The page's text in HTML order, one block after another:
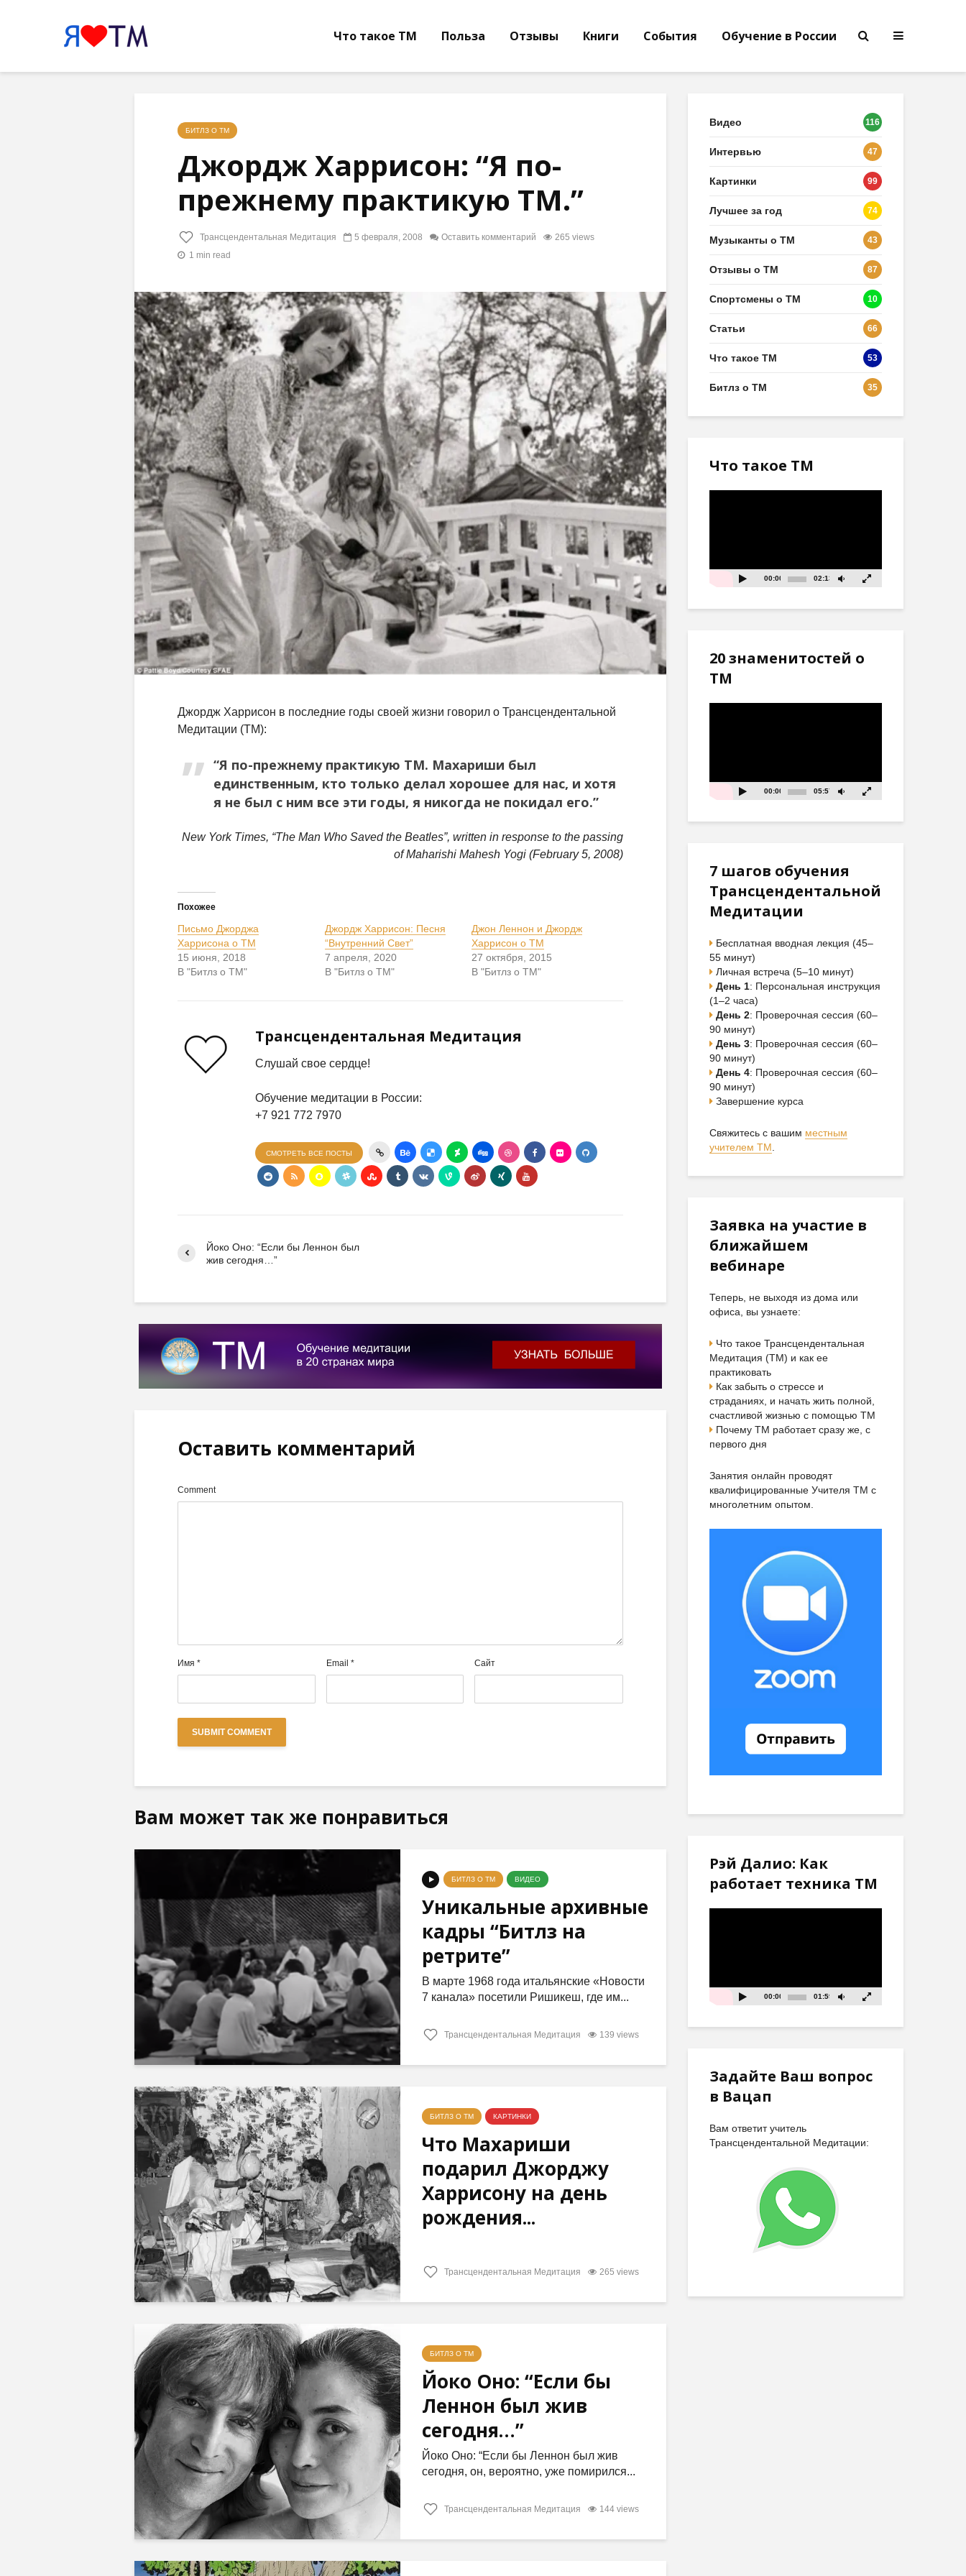
Что такое ТМ Польза Отзывы Книги События Обучение в России
БИТЛЗ О ТМ
Джордж Харрисон: “Я по-
прежнему практикую ТМ.”
Трансцендентальная Медитация 5 февраля, 2008 Оставить комментарий
265 views
1 min read
Джордж Харрисон в последние годы своей жизни говорил о Трансцендентальной
Медитации (ТМ):
“Я по-прежнему практикую ТМ. Махариши был
единственным, кто только делал хорошее для нас, и хотя
я не был с ним все эти годы, я никогда не покидал его.”
New York Times, “The Man Who Saved the Beatles”, written in response to the passing
of Maharishi Mahesh Yogi (February 5, 2008)
Похожее
Письмо Джорджа
Харрисона о ТМ
15 июня, 2018
В "Битлз о ТМ"
Джордж Харрисон: Песня
“Внутренний Свет”
7 апреля, 2020
В "Битлз о ТМ"
Джон Леннон и Джордж
Харрисон о ТМ
27 октября, 2015
В "Битлз о ТМ"
Трансцендентальная Медитация
Слушай свое сердце!
Обучение медитации в России:
+7 921 772 7970
СМОТРЕТЬ ВСЕ ПОСТЫ
Йоко Оно: “Если бы Леннон был
жив сегодня…”
Оставить комментарий
Comment
Имя * Email * Сайт
Вам может так же понравиться
БИТЛЗ О ТМ ВИДЕО
Уникальные архивные
кадры “Битлз на
ретрите”
В марте 1968 года итальянские «Новости
7 канала» посетили Ришикеш, где им...
Трансцендентальная Медитация 139 views
БИТЛЗ О ТМ КАРТИНКИ
Что Махариши
подарил Джорджу
Харрисону на день
рождения...
Трансцендентальная Медитация 265 views
БИТЛЗ О ТМ
Йоко Оно: “Если бы
Леннон был жив
сегодня…”
Йоко Оно: “Если бы Леннон был жив
сегодня, он, вероятно, уже помирился...
Трансцендентальная Медитация 144 views
Видео 116
Интервью 47
Картинки 99
Лучшее за год 74
Музыканты о ТМ 43
Отзывы о ТМ 87
Спортсмены о ТМ 10
Статьи 66
Что такое ТМ 53
Битлз о ТМ 35
Что такое ТМ
00:00 02:13
20 знаменитостей о
ТМ
00:00 05:57
7 шагов обучения
Трансцендентальной
Медитации
Бесплатная вводная лекция (45–
55 минут)
Личная встреча (5–10 минут)
День 1: Персональная инструкция
(1–2 часа)
День 2: Проверочная сессия (60–
90 минут)
День 3: Проверочная сессия (60–
90 минут)
День 4: Проверочная сессия (60–
90 минут)
Завершение курса
Свяжитесь с вашим местным
учителем ТМ
Заявка на участие в
ближайшем
вебинаре
Теперь, не выходя из дома или
офиса, вы узнаете:
Что такое Трансцендентальная
Медитация (ТМ) и как ее
практиковать
Как забыть о стрессе и
страданиях, и начать жить полной,
счастливой жизнью с помощью ТМ
Почему ТМ работает сразу же, с
первого дня
Занятия онлайн проводят
квалифицированные Учителя ТМ с
многолетним опытом.
Рэй Далио: Как
работает техника ТМ
00:00 01:59
Задайте Ваш вопрос
в Вацап
Вам ответит учитель
Трансцендентальной Медитации: